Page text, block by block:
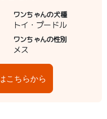
ワンちゃんの犬種
トイ・プードル
ワンちゃんの性別
メス
こちらから